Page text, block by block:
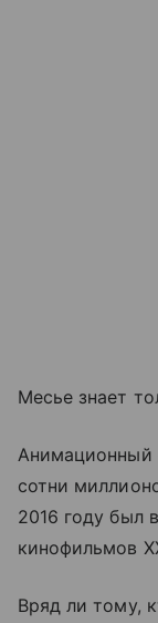
Месье знает
Анимационный
сотни
2016 году был
кинофильмов
Вряд ли тому,